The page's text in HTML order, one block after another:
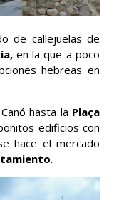
de callejuelas de
en la que a poco
hebreas en
hasta la Plaça
edificios con
hace el mercado
.